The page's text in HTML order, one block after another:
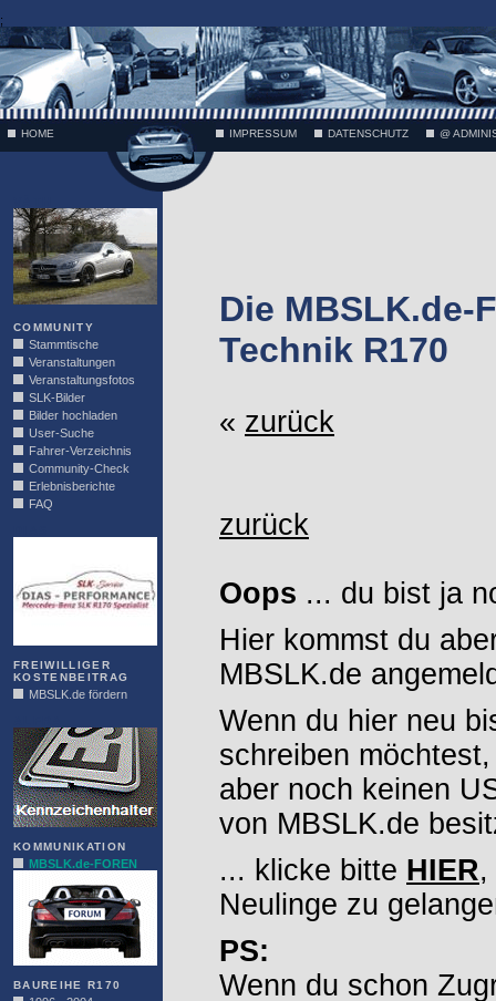
;
HOME IMPRESSUM DATENSCHUTZ @
COMMUNITY
Stammtische
Veranstaltungen
Veranstaltungsfotos
SLK-Bilder
Bilder hochladen
User-Suche
Fahrer-Verzeichnis
Community-Check
Erlebnisberichte
FAQ
FREIWILLIGER
KOSTENBEITRAG
MBSLK.de fördern
KOMMUNIKATION
MBSLK.de-FOREN
BAUREIHE R170
Die MBSLK.de-
Technik R170
« zurück
zurück
Oops ... du bist ja
Hier kommst du
MBSLK.de
Wenn du hier neu
schreiben möchtest,
aber noch keinen
von MBSLK.de
... klicke bitte HIER,
Neulinge zu
PS:
Wenn du schon